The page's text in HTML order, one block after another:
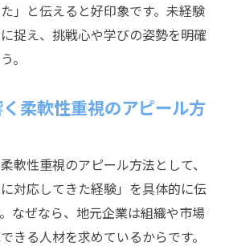
」と伝えると好印象です。未経験
捉え、挑戦心や学びの姿勢を明確
。
柔軟性重視のアピール方
軟性重視のアピール方法として、
に対応してきた経験」を具体的に伝
なぜなら、地元企業は組織や市場
きる人材を求めているからです。